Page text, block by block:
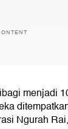
menjadi
Ngurah